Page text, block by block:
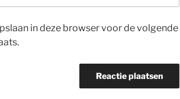
in deze browser voor de volgende